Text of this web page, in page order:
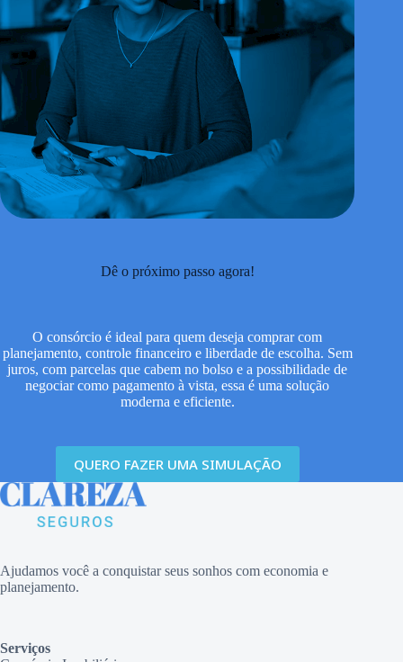
Dê o próximo passo agora!
O consórcio é ideal para quem deseja comprar com
planejamento, controle financeiro e liberdade de escolha. Sem
juros, com parcelas que cabem no bolso e a possibilidade de
negociar como pagamento à vista, essa é uma solução
moderna e eficiente.
QUERO FAZER UMA SIMULAÇÃO
Ajudamos você a conquistar seus sonhos com economia e
planejamento.
Serviços